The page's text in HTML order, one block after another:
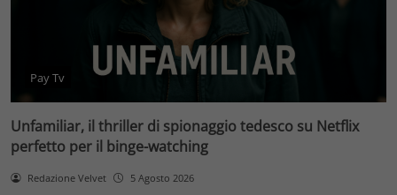
Pay Tv
Unfamiliar, il thriller di spionaggio tedesco su Netflix
perfetto per il binge-watching
Redazione Velvet 5 Agosto 2026